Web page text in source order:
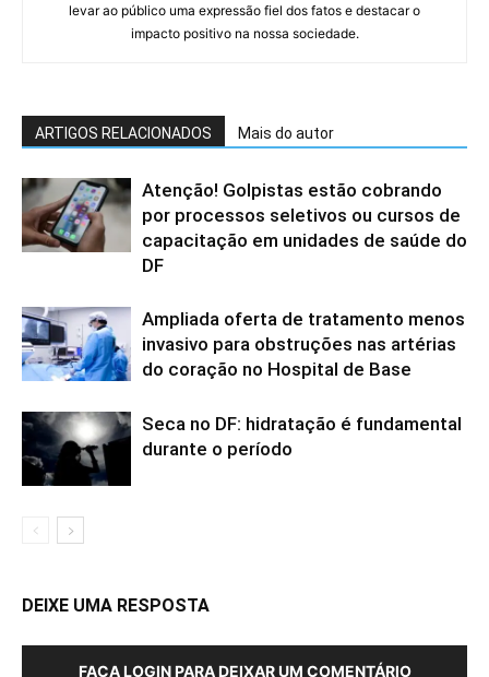
levar ao público uma expressão fiel dos fatos e destacar o
impacto positivo na nossa sociedade.
ARTIGOS RELACIONADOS Mais do autor
Atenção! Golpistas estão cobrando
por processos seletivos ou cursos de
capacitação em unidades de saúde do
DF
Ampliada oferta de tratamento menos
invasivo para obstruções nas artérias
do coração no Hospital de Base
Seca no DF: hidratação é fundamental
durante o período
DEIXE UMA RESPOSTA
FAÇA LOGIN PARA DEIXAR UM COMENTÁRIO